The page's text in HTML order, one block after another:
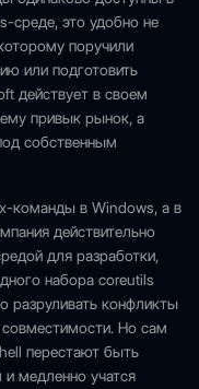
среде, это удобно не
поручили
или подготовить
действует в своем
привык рынок, а
собственным
команды в Windows, а в
действительно
для разработки,
набора coreutils
разруливать конфликты
Но сам
перестают быть
медленно учатся